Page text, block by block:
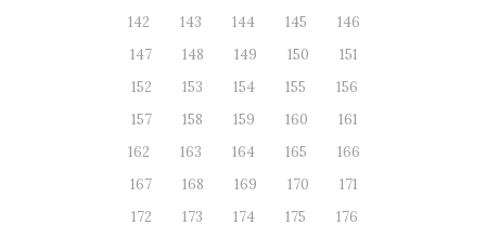
142
143 144 145
146
147
148 149 150
151
152
153 154 155
156
157
158 159 160
161
162
163 164 165
166
167
168 169 170
171
172
173 174 175
176